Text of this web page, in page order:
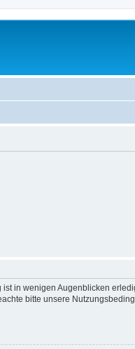
in wenigen Augenblicken
bitte unsere